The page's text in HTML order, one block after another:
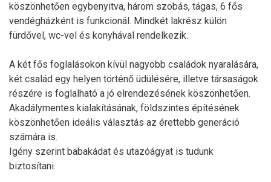
köszönhetően egybenyitva, három szobás, tágas, 6 fős
vendégházként is funkcionál. Mindkét lakrész külön
fürdővel, wc-vel és konyhával rendelkezik.
A két fős foglalásokon kívül nagyobb családok nyaralására,
két család egy helyen történő üdülésére, illetve társaságok
részére is foglalható a jó elrendezésének köszönhetően.
Akadálymentes kialakításának, földszintes építésének
köszönhetően ideális választás az érettebb generáció
számára is.
Igény szerint babakádat és utazóágyat is tudunk
biztosítani.